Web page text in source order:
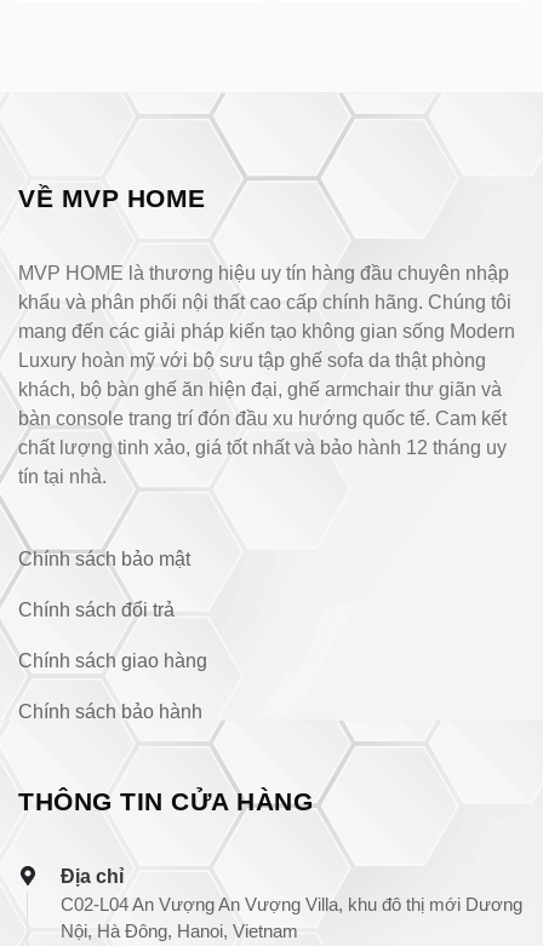
VỀ MVP HOME
MVP HOME là thương hiệu uy tín hàng đầu chuyên nhập
khẩu và phân phối nội thất cao cấp chính hãng. Chúng tôi
mang đến các giải pháp kiến tạo không gian sống Modern
Luxury hoàn mỹ với bộ sưu tập ghế sofa da thật phòng
khách, bộ bàn ghế ăn hiện đại, ghế armchair thư giãn và
bàn console trang trí đón đầu xu hướng quốc tế. Cam kết
chất lượng tinh xảo, giá tốt nhất và bảo hành 12 tháng uy
tín tại nhà.
Chính sách bảo mật
Chính sách đổi trả
Chính sách giao hàng
Chính sách bảo hành
THÔNG TIN CỬA HÀNG
Địa chỉ
C02-L04 An Vượng An Vượng Villa, khu đô thị mới Dương
Nội, Hà Đông, Hanoi, Vietnam